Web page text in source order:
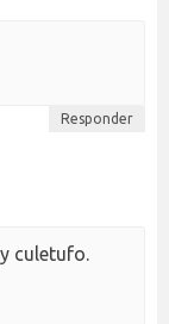
Responder
culetufo.